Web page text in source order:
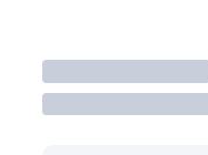
İşlem Yap